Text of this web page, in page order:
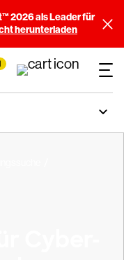
2026 als Leader für
herunterladen